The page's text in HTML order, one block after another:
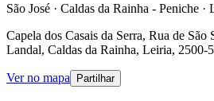
São José · Caldas da Rainha - Peniche ·
Capela dos Casais da Serra, Rua de São
Landal, Caldas da Rainha, Leiria, 2500-
Ver no mapa Partilhar